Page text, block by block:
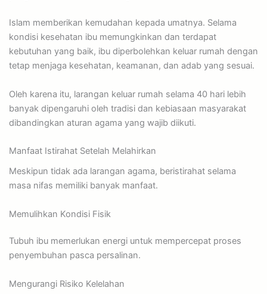
Islam memberikan kemudahan kepada umatnya. Selama
kondisi kesehatan ibu memungkinkan dan terdapat
kebutuhan yang baik, ibu diperbolehkan keluar rumah dengan
tetap menjaga kesehatan, keamanan, dan adab yang sesuai.
Oleh karena itu, larangan keluar rumah selama 40 hari lebih
banyak dipengaruhi oleh tradisi dan kebiasaan masyarakat
dibandingkan aturan agama yang wajib diikuti.
Manfaat Istirahat Setelah Melahirkan
Meskipun tidak ada larangan agama, beristirahat selama
masa nifas memiliki banyak manfaat.
Memulihkan Kondisi Fisik
Tubuh ibu memerlukan energi untuk mempercepat proses
penyembuhan pasca persalinan.
Mengurangi Risiko Kelelahan